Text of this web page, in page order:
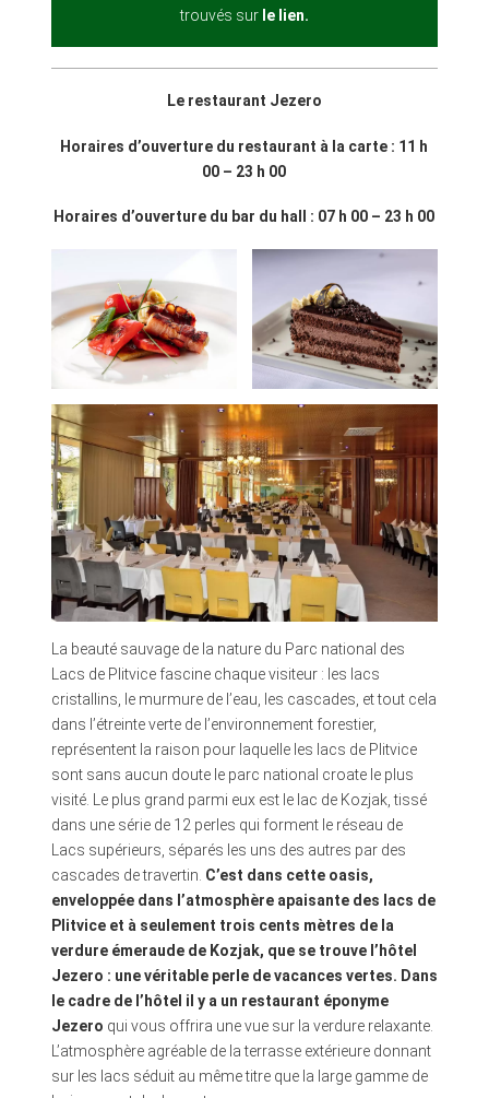
trouvés sur e lien.
Le restaurant Jezero
Horaires d’ouverture du restaurant à la carte : 11 h
00 – 23 h 00
Horaires d’ouverture du bar du hall : 07 h 00 – 23 h 00
La beauté sauvage de la nature du Parc national des
Lacs de Plitvice fascine chaque visiteur : les lacs
cristallins, le murmure de l’eau, les cascades, et tout cela
dans l’étreinte verte de l’environnement forestier,
représentent la raison pour laquelle les lacs de Plitvice
sont sans aucun doute le parc national croate le plus
visité. Le plus grand parmi eux est le lac de Kozjak, tissé
dans une série de 12 perles qui forment le réseau de
Lacs supérieurs, séparés les uns des autres par des
cascades de travertin. C’est dans cette oasis,
enveloppée dans l’atmosphère apaisante des lacs de
Plitvice et à seulement trois cents mètres de la
verdure émeraude de Kozjak, que se trouve l’hôtel
Jezero : une véritable perle de vacances vertes. Dans
le cadre de l’hôtel il y a un restaurant éponyme
Jezero qui vous offrira une vue sur la verdure relaxante.
L’atmosphère agréable de la terrasse extérieure donnant
sur les lacs séduit au même titre que la large gamme de